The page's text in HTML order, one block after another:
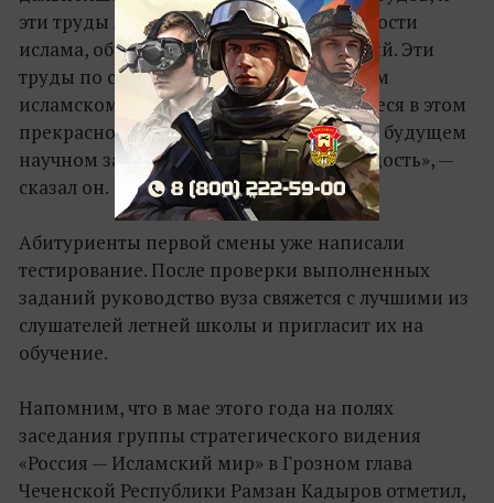
эти труды легли в основу всей деятельности
ислама, обучения и научных достижений. Эти
труды по сей день используются во всем
исламском мире. Вы первые обучающиеся в этом
прекрасном учебном заведении, в этом будущем
научном заведении. И это большая гордость», —
сказал он.
Абитуриенты первой смены уже написали
тестирование. После проверки выполненных
заданий руководство вуза свяжется с лучшими из
слушателей летней школы и пригласит их на
обучение.
Напомним, что в мае этого года на полях
заседания группы стратегического видения
«Россия — Исламский мир» в Грозном глава
Чеченской Республики Рамзан Кадыров отметил,